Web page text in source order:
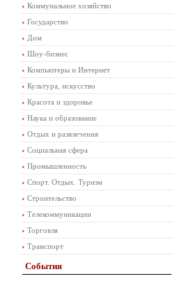
Коммунальное хозяйство
Государство
Дом
Шоу-бизнес
Компьютеры и Интернет
Культура, искусство
Красота и здоровье
Наука и образование
Отдых и развлечения
Социальная сфера
Промышленность
Спорт. Отдых. Туризм
Строительство
Телекоммуникации
Торговля
Транспорт
События